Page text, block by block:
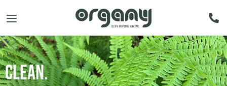
Clean.